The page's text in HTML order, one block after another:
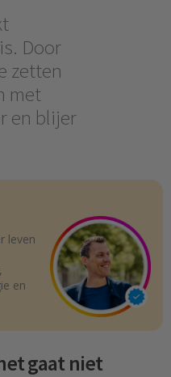
Door
zetten
met
en blijer
leven
en
gaat niet